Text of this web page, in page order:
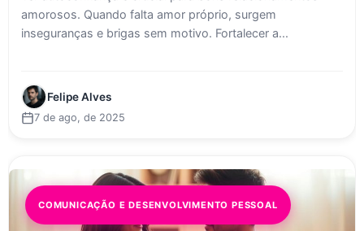
amorosos. Quando falta amor próprio, surgem
inseguranças e brigas sem motivo. Fortalecer a...
Felipe Alves
7 de ago, de 2025
COMUNICAÇÃO E DESENVOLVIMENTO PESSOAL